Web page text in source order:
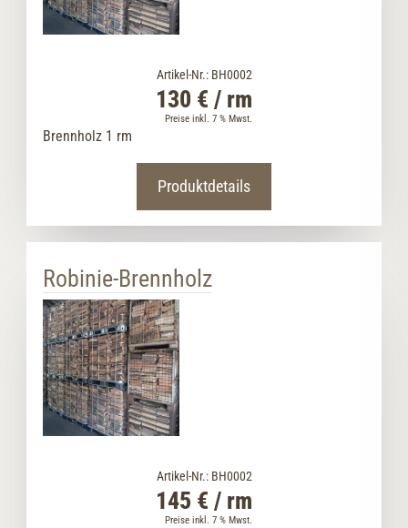
Artikel-Nr.: BH0002
130 € / rm
Preise inkl. 7 % Mwst.
Brennholz 1 rm
Produktdetails
Robinie-Brennholz
Artikel-Nr.: BH0002
145 € / rm
Preise inkl. 7 % Mwst.